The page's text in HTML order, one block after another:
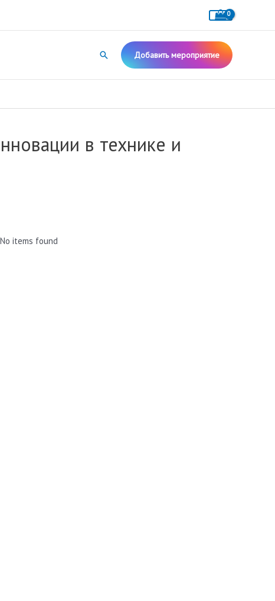
Поиск Добавить мероприятие
в технике и
No items found